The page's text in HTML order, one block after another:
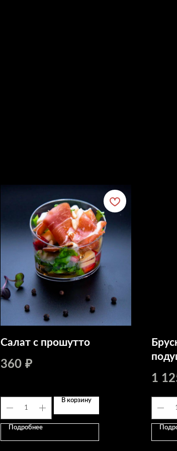
Салат с прошутто
360 ₽
В корзину
Подробнее
1